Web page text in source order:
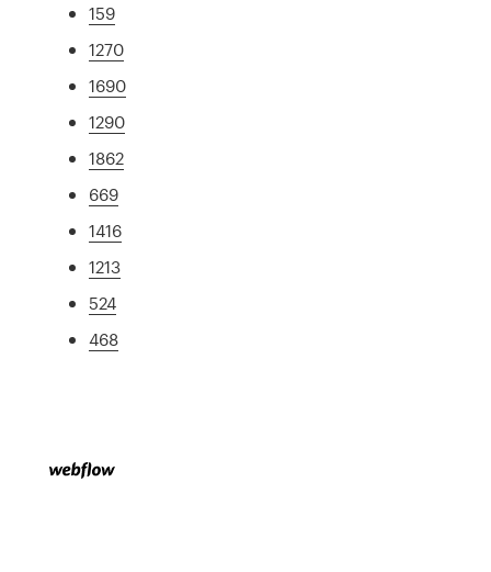
159
1270
1690
1290
1862
669
1416
1213
524
468